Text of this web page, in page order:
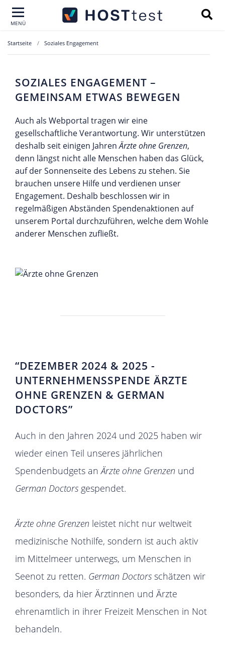
MENÜ
Startseite Soziales Engagement
SOZIALES ENGAGEMENT –
GEMEINSAM ETWAS BEWEGEN
Auch als Webportal tragen wir eine
gesellschaftliche Verantwortung. Wir unterstützen
deshalb seit einigen JahrenÄrzte ohne Grenzen,
denn längst nicht alle Menschen haben das Glück,
auf der Sonnenseite des Lebens zu stehen. Sie
brauchen unsere Hilfe und verdienen unser
Engagement. Deshalb beschlossen wir in
regelmäßigen Abständen Spendenaktionen auf
unserem Portal durchzuführen, welche dem Wohle
anderer Menschen zufließt.
“DEZEMBER 2024 & 2025 -
UNTERNEHMENSSPENDE ÄRZTE
OHNE GRENZEN & GERMAN
DOCTORS”
Auch in den Jahren 2024 und 2025 haben wir
wieder einen Teil unseres jährlichen
Spendenbudgets anÄrzte ohne Grenzen und
German Doctors gespendet.
Ärzte ohne Grenzen leistet nicht nur weltweit
medizinische Nothilfe, sondern ist auch aktiv
im Mittelmeer unterwegs, um Menschen in
Seenot zu retten. German Doctors schätzen wir
besonders, da hier Ärztinnen und Ärzte
ehrenamtlich in ihrer Freizeit Menschen in Not
behandeln.